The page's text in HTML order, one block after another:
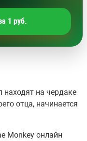
1 руб.
находят на чердаке
отца, начинается
Monkey онлайн